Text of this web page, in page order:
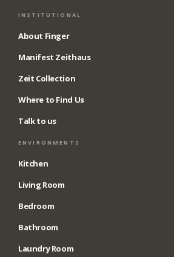
INSTITUTIONAL
About Finger
Manifest Zeithaus
Zeit Collection
Where to Find Us
Talk to us
ENVIRONMENTS
Kitchen
Living Room
Bedroom
Bathroom
Laundry Room